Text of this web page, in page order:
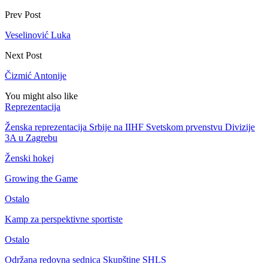
Prev Post
Veselinović Luka
Next Post
Čizmić Antonije
You might also like
Reprezentacija
Ženska reprezentacija Srbije na IIHF Svetskom prvenstvu Divizije
3A u Zagrebu
Ženski hokej
Growing the Game
Ostalo
Kamp za perspektivne sportiste
Ostalo
Održana redovna sednica Skupštine SHLS